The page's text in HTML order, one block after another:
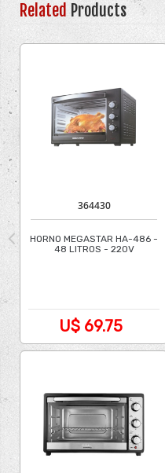
Related Products
364430
HORNO MEGASTAR HA-486 -
48 LITROS - 220V
U$ 69.75